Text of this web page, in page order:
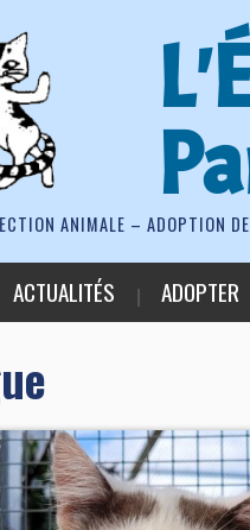
ANIMALE – ADOPTION
ACTUALITÉS ADOPTER